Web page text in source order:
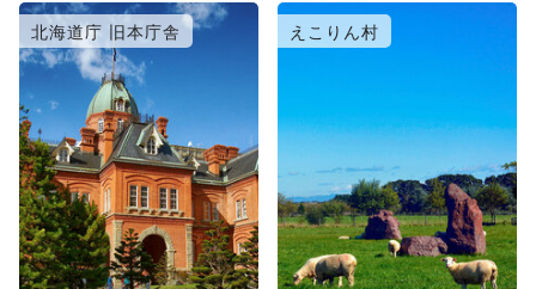
北海道庁 旧本庁舎 えこりん村